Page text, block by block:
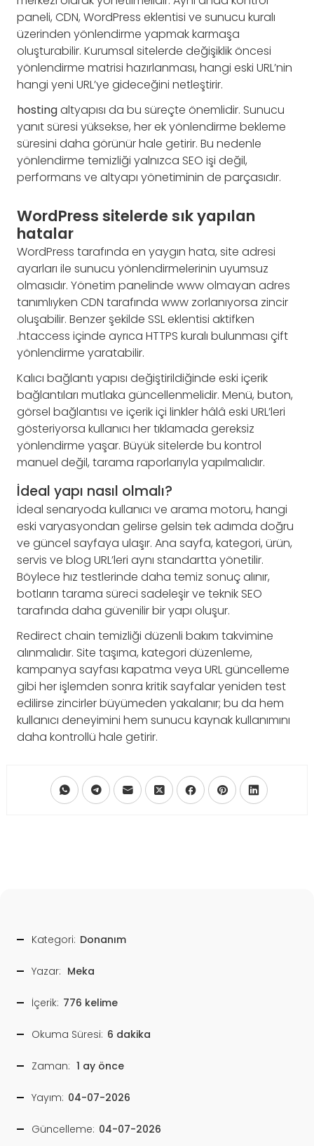
paneli, CDN, WordPress eklentisi ve sunucu kuralı
üzerinden yönlendirme yapmak karmaşa
oluşturabilir. Kurumsal sitelerde değişiklik öncesi
yönlendirme matrisi hazırlanması, hangi eski URL’nin
hangi yeni URL’ye gideceğini netleştirir.
hostingaltyapısı da bu süreçte önemlidir. Sunucu
yanıt süresi yüksekse, her ek yönlendirme bekleme
süresini daha görünür hale getirir. Bu nedenle
yönlendirme temizliği yalnızca SEO işi değil,
performans ve altyapı yönetiminin de parçasıdır.
WordPress sitelerde sık yapılan
hatalar
WordPress tarafında en yaygın hata, site adresi
ayarları ile sunucu yönlendirmelerinin uyumsuz
olmasıdır. Yönetim panelinde www olmayan adres
tanımlıyken CDN tarafında www zorlanıyorsa zincir
oluşabilir. Benzer şekilde SSL eklentisi aktifken
.htaccess içinde ayrıca HTTPS kuralı bulunması çift
yönlendirme yaratabilir.
Kalıcı bağlantı yapısı değiştirildiğinde eski içerik
bağlantıları mutlaka güncellenmelidir. Menü, buton,
görsel bağlantısı ve içerik içi linkler hâlâ eski URL’leri
gösteriyorsa kullanıcı her tıklamada gereksiz
yönlendirme yaşar. Büyük sitelerde bu kontrol
manuel değil, tarama raporlarıyla yapılmalıdır.
İdeal yapı nasıl olmalı?
İdeal senaryoda kullanıcı ve arama motoru, hangi
eski varyasyondan gelirse gelsin tek adımda doğru
ve güncel sayfaya ulaşır. Ana sayfa, kategori, ürün,
servis ve blog URL’leri aynı standartta yönetilir.
Böylece hız testlerinde daha temiz sonuç alınır,
botların tarama süreci sadeleşir ve teknik SEO
tarafında daha güvenilir bir yapı oluşur.
Redirect chain temizliği düzenli bakım takvimine
alınmalıdır. Site taşıma, kategori düzenleme,
kampanya sayfası kapatma veya URL güncelleme
gibi her işlemden sonra kritik sayfalar yeniden test
edilirse zincirler büyümeden yakalanır; bu da hem
kullanıcı deneyimini hem sunucu kaynak kullanımını
daha kontrollü hale getirir.
Kategori: Donanım
Yazar: Meka
İçerik: 776 kelime
Okuma Süresi: 6 dakika
Zaman: 1 ay önce
Yayım: 04-07-2026
Güncelleme: 04-07-2026